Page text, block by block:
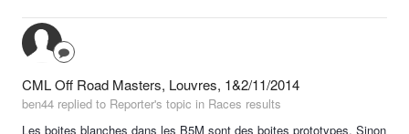
CML Off Road Masters, Louvres, 1&2/11/2014
ben44 replied to Reporter's topic in Races results
Les boites blanches dans les B5M sont des boites prototypes. Sinon